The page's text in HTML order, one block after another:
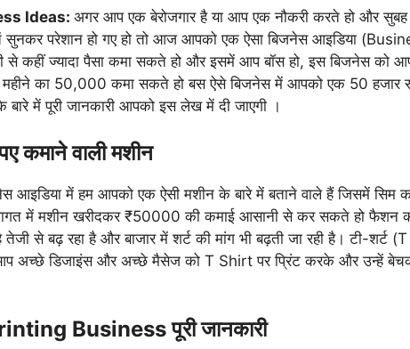
Ideas: अगर आप एक बेरोजगार है या आप एक नौकरी करते हो और
सुनकर परेशान हो गए हो तो आज आपको एक ऐसा बिजनेस आइडिया
से कहीं ज्यादा पैसा कमा सकते हो और इसमें आप बॉस हो, इस बिजनेस को
का 50,000 कमा सकते हो बस ऐसे बिजनेस में आपको एक 50 हजार
बारे में पूरी जानकारी आपको इस लेख में दी जाएगी ।
कमाने वाली मशीन
में हम आपको एक ऐसी मशीन के बारे में बताने वाले हैं जिसमें सिम
में मशीन खरीदकर ₹50000 की कमाई आसानी से कर सकते हो फैशन की
तेजी से बढ़ रहा है और बाजार में शर्ट की मांग भी बढ़ती जा रही है। टी-शर्ट
अच्छे डिजाइंस और अच्छे मैसेज को T Shirt पर प्रिंट करके और उन्हें
Business पूरी जानकारी